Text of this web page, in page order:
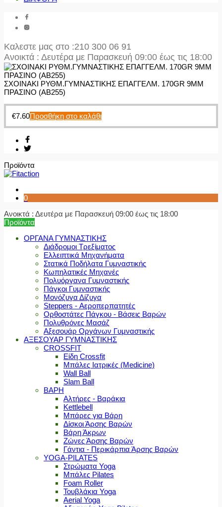
Καλεστε μας στο :210 300 06 91
Ανοικτά : Δευτέρα με Παρασκευή 09:00 έως τις 18:00
ΣΧΟΙΝΑΚΙ ΡΥΘΜ.ΓΥΜΝΑΣΤΙΚΗΣ ΕΠΑΓΓΕΛΜ. 170GR 9MM
ΠΡΑΣΙΝΟ (AB255)
€7.60Προσθήκη στο καλάθι
Προϊόντα
0
Ανοικτά : Δευτέρα με Παρασκευή 09:00 έως τις 18:00
Προϊόντα
ΟΡΓΑΝΑ ΓΥΜΝΑΣΤΙΚΗΣ
Διάδρομοι Τρεξίματος
Ελλειπτικά Μηχανήματα
Στατικά Ποδήλατα Γυμναστικής
Κωπηλατικές Μηχανές
Πολυόργανα Γυμναστικής
Πάγκοι Γυμναστικής
Μονόζυγα Δίζυγα
Steppers - Αεροπερπατητές
Ορθοστάτες Πάγκου - Βάσεις Βαρών
Πολυθρόνες Μασάζ
Αξεσουάρ Οργάνων Γυμναστικής
ΑΞΕΣΟΥΑΡ ΓΥΜΝΑΣΤΙΚΗΣ
CROSSFIT
Είδη Crossfit
Μπάλες Ιατρικές (Medicine)
Wall Ball
Slam Ball
ΒΑΡΗ
Αλτήρες - Βαράκια
Kettlebell
Μπάρες για Βάρη
Δίσκοι Άρσης Βαρών
Βάρη Άκρων
Ζώνες Άρσης Βαρών
Γάντια - Περικάρπια Άρσης Βαρών
YOGA-PILATES
Στρώματα Yoga
Μπάλες Pilates
Foam Roller
Τουβλάκια Yoga
Aerial Yoga